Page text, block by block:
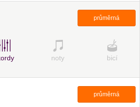
průměrná
noty bicí
průměrná